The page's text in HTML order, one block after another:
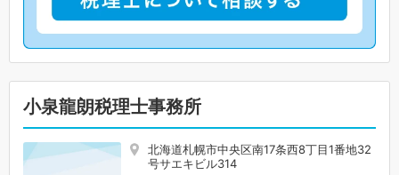
小泉龍朗税理士事務所
北海道札幌市中央区南17条西8丁目1番地32
号サエキビル314